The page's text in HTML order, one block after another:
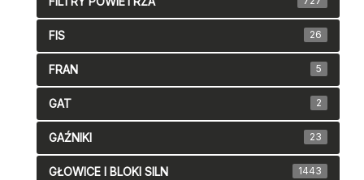
FIS 26
FRAN 5
GAT 2
GAŹNIKI 23
GŁOWICE I BLOKI SILN 1443